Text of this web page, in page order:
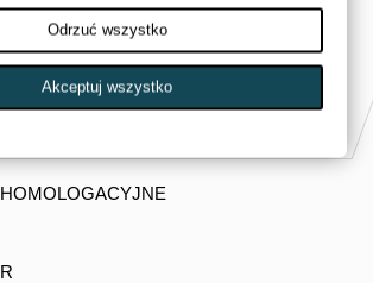
Odrzuć wszystko
Akceptuj wszystko